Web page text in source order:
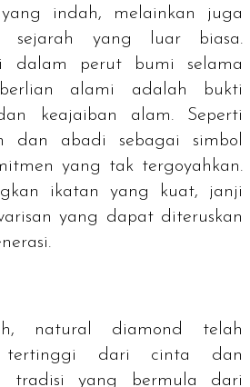
indah, melainkan juga
sejarah yang luar biasa.
dalam perut bumi selama
alami adalah bukti
keajaiban alam. Seperti
dan abadi sebagai simbol
yang tak tergoyahkan.
ikatan yang kuat, janji
yang dapat diteruskan
natural diamond
telah
tertinggi dari cinta dan
tradisi yang bermula dari